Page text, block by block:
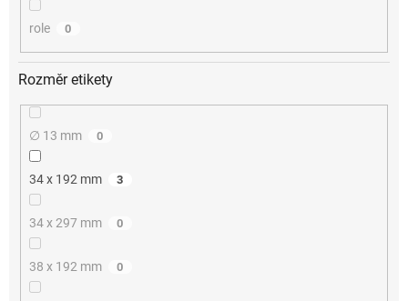
role 0
Rozměr etikety
∅ 13 mm 0
34 x 192 mm 3
34 x 297 mm 0
38 x 192 mm 0